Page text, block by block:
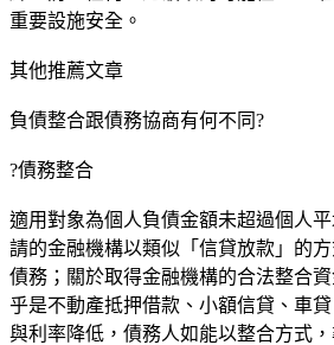
重要設施安全。
其他推薦文章
負債整合跟債務協商有何不同?
?債務整合
適用對象為個人負債金額未超過個人
請的金融機構以類似「信貸放款」的
債務；關於取得金融機構的合法整合
乎是不動產抵押借款、小額信貸、車
與利率降低，債務人如能以整合方式